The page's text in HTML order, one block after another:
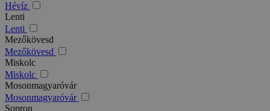
Hévíz
Lenti
Lenti
Mezőkövesd
Mezőkövesd
Miskolc
Miskolc
Mosonmagyaróvár
Mosonmagyaróvár
Sopron